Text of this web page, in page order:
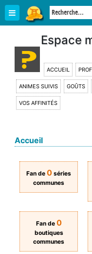
Espace
ACCUEIL
ANIMES SUIVIS GOÛTS
VOS AFFINITÉS
Accueil
Fan de 0 séries
communes
Fan de 0
boutiques
communes